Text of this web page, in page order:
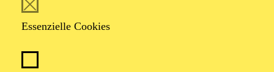
Essenzielle Cookies